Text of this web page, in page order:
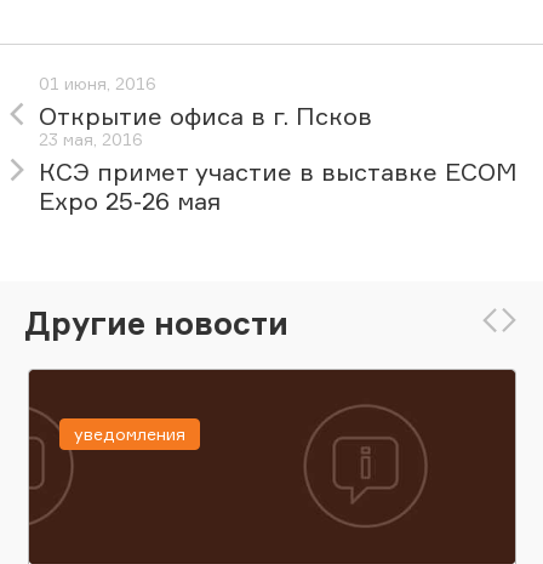
01 июня, 2016
Открытие офиса в г. Псков
23 мая, 2016
КСЭ примет участие в выставке ECOM
Expo 25-26 мая
Другие новости
уведомления